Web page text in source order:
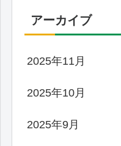
アーカイブ
2025年11月
2025年10月
2025年9月